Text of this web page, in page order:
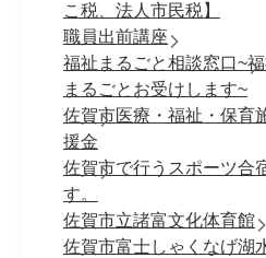
こ税、法人市民税】
職員出前講座
福祉まるごと相談窓口~
まるごとお受けします~
佐賀市医療・福祉・保育
援金
佐賀市で行うスポーツ合
す。
佐賀市立諸富文化体育館
佐賀市富士しゃくなげ湖